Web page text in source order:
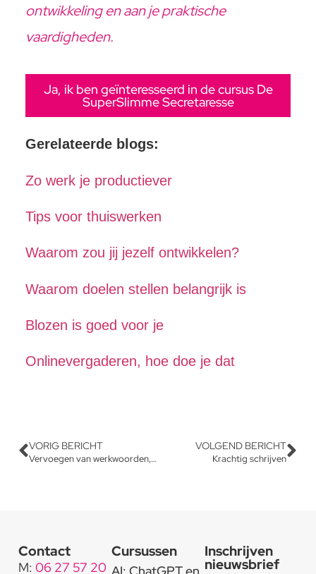
ontwikkeling en aan je praktische
vaardigheden.
Ja, ik ben geïnteresseerd in de cursus De
SuperSlimme Secretaresse
Gerelateerde blogs:
Zo werk je productiever
Tips voor thuiswerken
Waarom zou jij jezelf ontwikkelen?
Waarom doelen stellen belangrijk is
Blozen is goed voor je
Onlinevergaderen, hoe doe je dat
VORIG BERICHT
Vervoegen van werkwoorden, zo voorkom je d/t-fouten
VOLGEND BERICHT
Krachtig schrijven
Contact
M: 06 27 57 20
Cursussen
AI: ChatGPT en
Inschrijven
nieuwsbrief